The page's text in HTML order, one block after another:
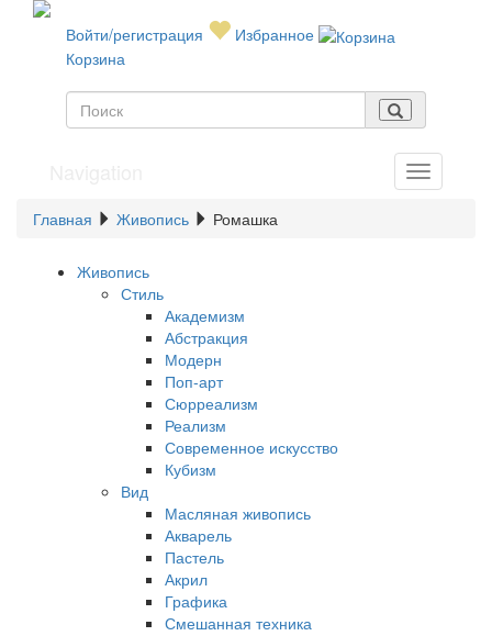
Войти/регистрация
Избранное
Корзина
Главная Живопись Ромашка
Живопись
Стиль
Академизм
Абстракция
Модерн
Поп-арт
Сюрреализм
Реализм
Современное искусство
Кубизм
Вид
Масляная живопись
Акварель
Пастель
Акрил
Графика
Смешанная техника